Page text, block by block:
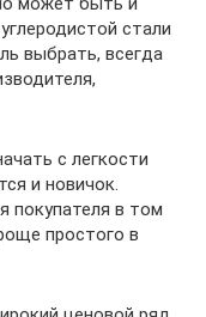
стали
выбрать, всегда
с легкости
и новичок.
покупателя в том
простого в